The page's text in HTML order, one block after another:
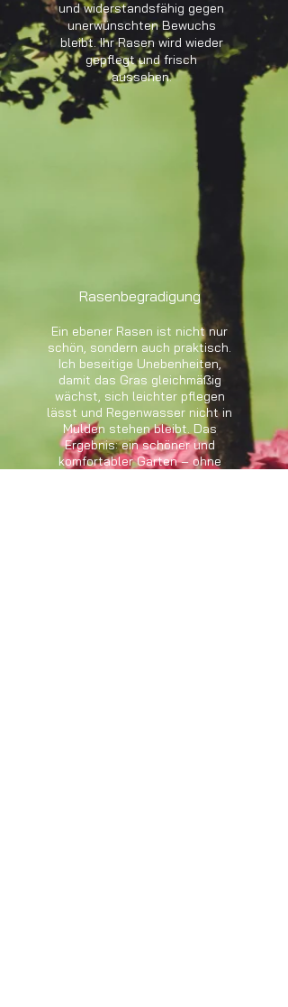
und widerstandsfähig gegen
unerwünschten Bewuchs
bleibt. Ihr Rasen wird wieder
gepflegt und frisch
aussehen.
Rasenbegradigung
Ein ebener Rasen ist nicht nur
schön, sondern auch praktisch.
Ich beseitige Unebenheiten,
damit das Gras gleichmäßig
wächst, sich leichter pflegen
lässt und Regenwasser nicht in
Mulden stehen bleibt. Das
Ergebnis: ein schöner und
komfortabler Garten – ohne